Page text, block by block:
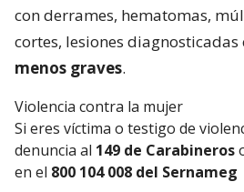
con derrames, hematomas,
cortes, lesiones diagnosticadas
menos graves.
Violencia contra la mujer
Si eres víctima o testigo de
denuncia al 149 de Carabineros
en el 800 104 008 del Sernameg